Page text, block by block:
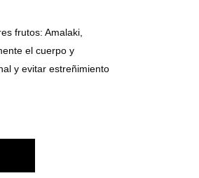
frutos: Amalaki,
el cuerpo y
y evitar estreñimiento